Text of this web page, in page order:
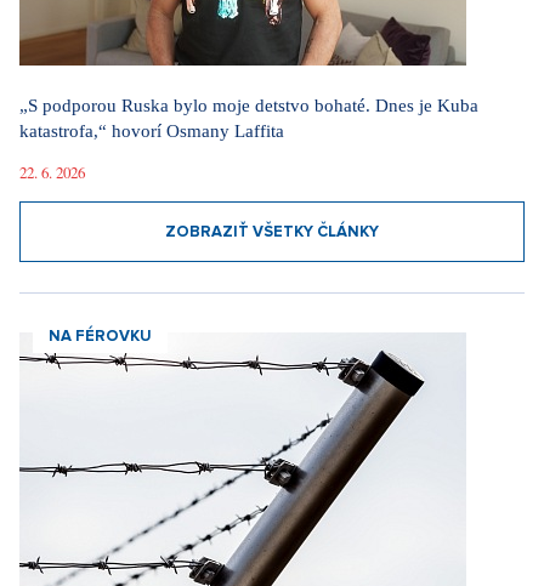
„S podporou Ruska bylo moje detstvo bohaté. Dnes je Kuba
katastrofa,“ hovorí Osmany Laffita
22. 6. 2026
ZOBRAZIŤ VŠETKY ČLÁNKY
NA FÉROVKU